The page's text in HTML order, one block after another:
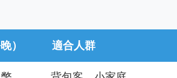
） 適合人群